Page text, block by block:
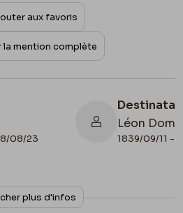
aux favoris
la mention complète
08/23
Léon
1839/09/11 -
Collationnage
Autographe
plus d'infos